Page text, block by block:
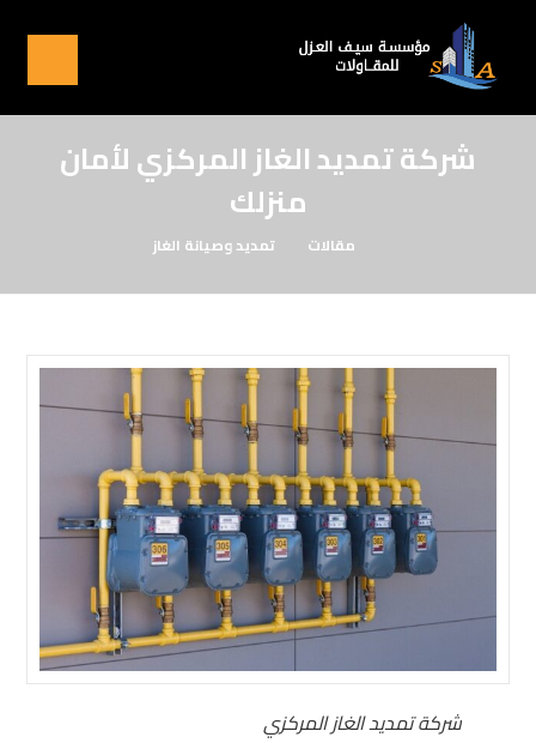
شركة تمديد الغاز المركزي لأمان
منزلك
مقالات تمديد وصيانة الغاز
شركة تمديد الغاز المركزي